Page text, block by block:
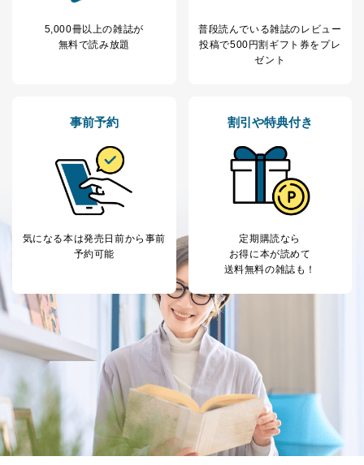
5,000冊以上の雑誌が
無料で読み放題
普段読んでいる雑誌のレビュー
投稿で500円割ギフト券をプレ
ゼント
事前予約
気になる本は発売日前から事前
予約可能
割引や特典付き
定期購読なら
お得に本が読めて
送料無料の雑誌も！